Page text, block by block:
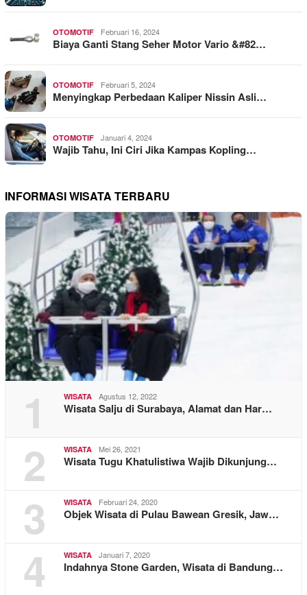
OTOMOTIF Februari 16, 2024
Biaya Ganti Stang Seher Motor Vario &#82…
OTOMOTIF Februari 5, 2024
Menyingkap Perbedaan Kaliper Nissin Asli…
OTOMOTIF Januari 4, 2024
Wajib Tahu, Ini Ciri Jika Kampas Kopling…
INFORMASI WISATA TERBARU
1 WISATA Agustus 12, 2022
Wisata Salju di Surabaya, Alamat dan Har…
2 WISATA Mei 26, 2021
Wisata Tugu Khatulistiwa Wajib Dikunjung…
3 WISATA Februari 24, 2020
Objek Wisata di Pulau Bawean Gresik, Jaw…
4 WISATA Januari 7, 2020
Indahnya Stone Garden, Wisata di Bandung…